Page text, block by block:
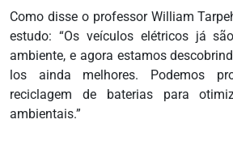
Como disse o professor William
estudo: “Os veículos elétricos já
ambiente, e agora estamos
los ainda melhores. Podemos
reciclagem de baterias para
ambientais.”